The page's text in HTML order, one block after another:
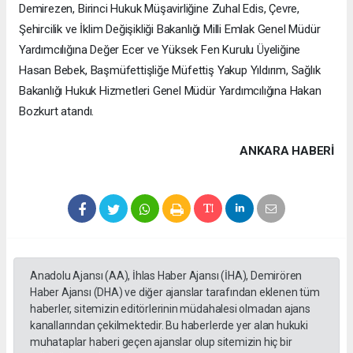
Demirezen, Birinci Hukuk Müşavirliğine Zuhal Edis, Çevre,
Şehircilik ve İklim Değişikliği Bakanlığı Milli Emlak Genel Müdür
Yardımcılığına Değer Ecer ve Yüksek Fen Kurulu Üyeliğine
Hasan Bebek, Başmüfettişliğe Müfettiş Yakup Yıldırım, Sağlık
Bakanlığı Hukuk Hizmetleri Genel Müdür Yardımcılığına Hakan
Bozkurt atandı.
ANKARA HABERİ
Anadolu Ajansı (AA), İhlas Haber Ajansı (İHA), Demirören
Haber Ajansı (DHA) ve diğer ajanslar tarafından eklenen tüm
haberler, sitemizin editörlerinin müdahalesi olmadan ajans
kanallarından çekilmektedir. Bu haberlerde yer alan hukuki
muhataplar haberi geçen ajanslar olup sitemizin hiç bir